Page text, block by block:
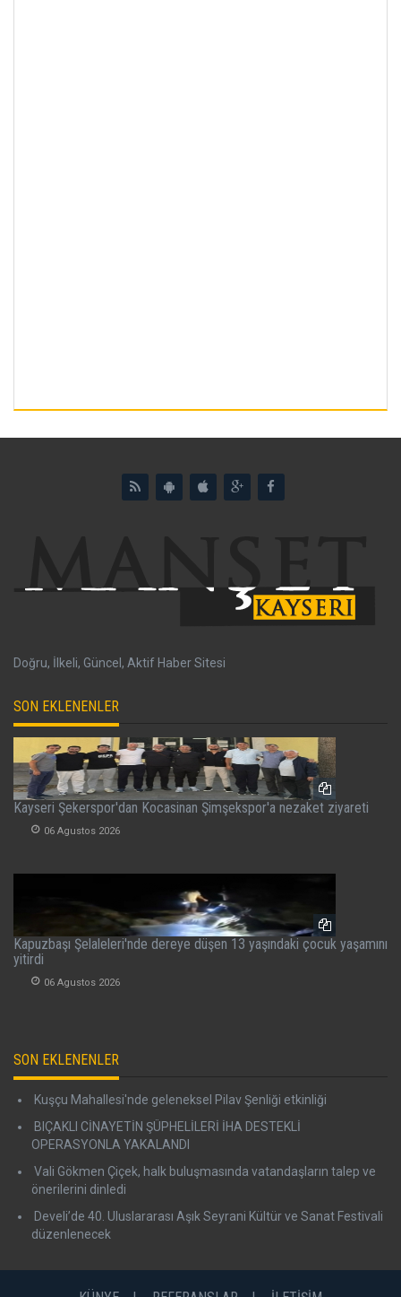
Doğru, İlkeli, Güncel, Aktif Haber Sitesi
SON EKLENENLER
Kayseri Şekerspor'dan Kocasinan Şimşekspor'a nezaket ziyareti
06 Agustos 2026
Kapuzbaşı Şelaleleri'nde dereye düşen 13 yaşındaki çocuk yaşamını
yitirdi
06 Agustos 2026
SON EKLENENLER
Kuşçu Mahallesi'nde geleneksel Pilav Şenliği etkinliği
BIÇAKLI CİNAYETİN ŞÜPHELİLERİ İHA DESTEKLİ
OPERASYONLA YAKALANDI
Vali Gökmen Çiçek, halk buluşmasında vatandaşların talep ve
önerilerini dinledi
Develi’de 40. Uluslararası Aşık Seyrani Kültür ve Sanat Festivali
düzenlenecek